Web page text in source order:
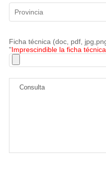
Ficha técnica (doc, pdf,
"Imprescindible la ficha